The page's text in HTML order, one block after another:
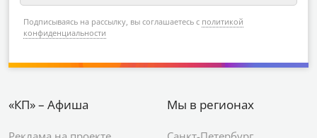
Подписываясь на рассылку, вы соглашаетесь с политикой
конфиденциальности
«КП» – Афиша Мы в регионах